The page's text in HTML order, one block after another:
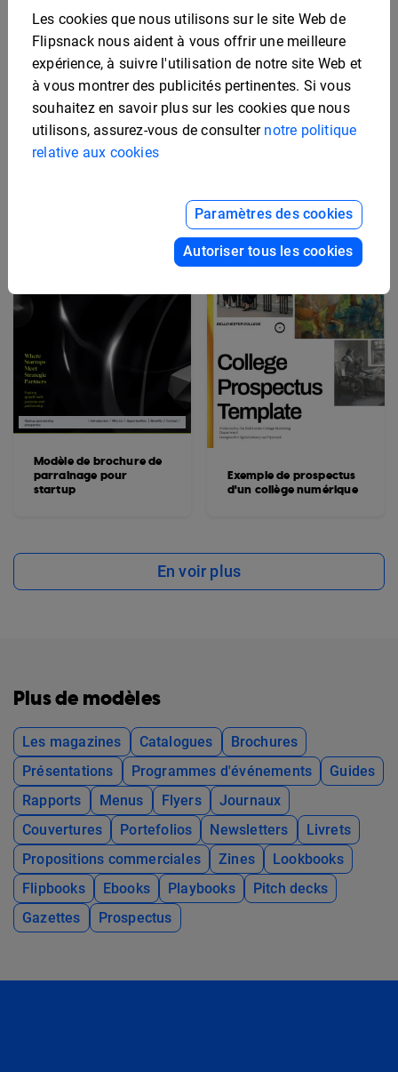
Exemple de prospectus
immobilier
Modèle de brochure de
parrainage pour
startup
Modèle de prospectus
d'investissement pour
Exemple de prospectus
d'un collège numérique
En voir plus
Plus de modèles
Les magazines Catalogues
Brochures
Présentations
Programmes d'événements
Guides
Rapports
Menus Flyers
Journaux
Couvertures
Portefolios Newsletters
Livrets
Propositions commerciales
Zines
Lookbooks
Flipbooks
Ebooks Playbooks
Pitch decks
Gazettes
Prospectus
Les cookies que nous utilisons sur le site Web de
Flipsnack nous aident à vous offrir une meilleure
expérience, à suivre l'utilisation de notre site Web et
à vous montrer des publicités pertinentes. Si vous
souhaitez en savoir plus sur les cookies que nous
utilisons, assurez-vous de consulter notre politique
relative aux cookies
Paramètres des cookies
Autoriser tous les cookies